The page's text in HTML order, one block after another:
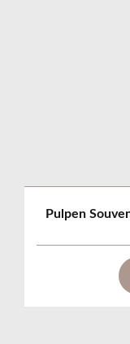
Pulpen